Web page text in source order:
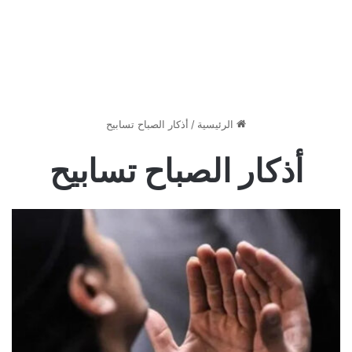
الرئيسية / أذكار الصباح تسابيح
أذكار الصباح تسابيح